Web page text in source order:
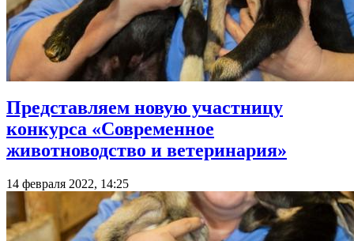
Представляем новую участницу
конкурса «Современное
животноводство и ветеринария»
14 февраля 2022, 14:25